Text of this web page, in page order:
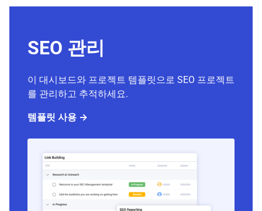
SEO 관리
이 대시보드와 프로젝트 템플릿으로 SEO 프로젝트
를 관리하고 추적하세요.
템플릿 사용 →